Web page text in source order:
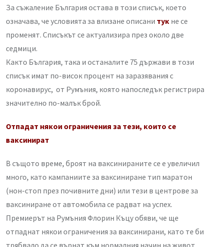
За съжаление България остава в този списък, което
означава, че условията за влизане описани тук не се
променят. Списъкът се актуализира през около две
седмици.
Както България, така и останалите 75 държави в този
списък имат по-висок процент на заразявания с
коронавирус, от Румъния, която напоследък регистрира
значително по-малък брой.
Отпадат някои ограничения за тези, които се
ваксинират
В същото време, броят на ваксинираните се е увеличил
много, като кампаниите за ваксиниране тип маратон
(нон-стоп през почивните дни) или тези в центрове за
ваксиниране от автомобила се радват на успех.
Премиерът на Румъния Флорин Къцу обяви, че ще
отпаднат някои ограничения за ваксинирани, като те би